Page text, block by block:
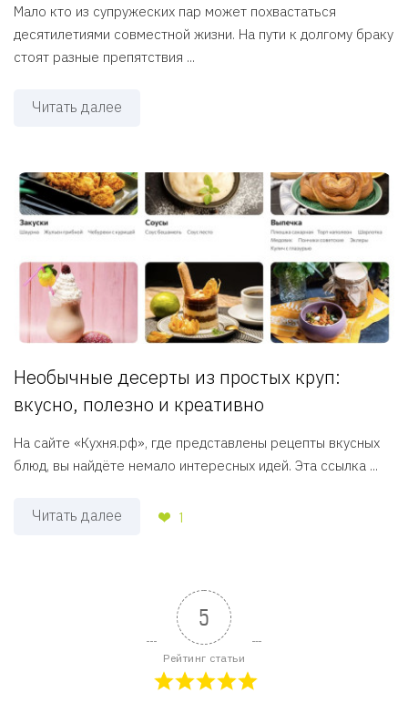
Мало кто из супружеских пар может похвастаться
десятилетиями совместной жизни. На пути к долгому браку
стоят разные препятствия ...
Читать далее
Необычные десерты из простых круп:
вкусно, полезно и креативно
На сайте «Кухня.рф», где представлены рецепты вкусных
блюд, вы найдёте немало интересных идей. Эта ссылка ...
Читать далее 1
5
Рейтинг статьи